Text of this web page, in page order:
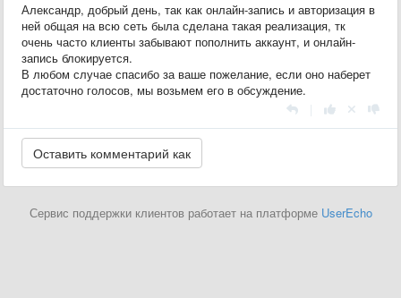
Александр, добрый день, так как онлайн-запись и авторизация в
ней общая на всю сеть была сделана такая реализация, тк
очень часто клиенты забывают пополнить аккаунт, и онлайн-
запись блокируется.
В любом случае спасибо за ваше пожелание, если оно наберет
достаточно голосов, мы возьмем его в обсуждение.
Сервис поддержки клиентов работает на платформе UserEcho